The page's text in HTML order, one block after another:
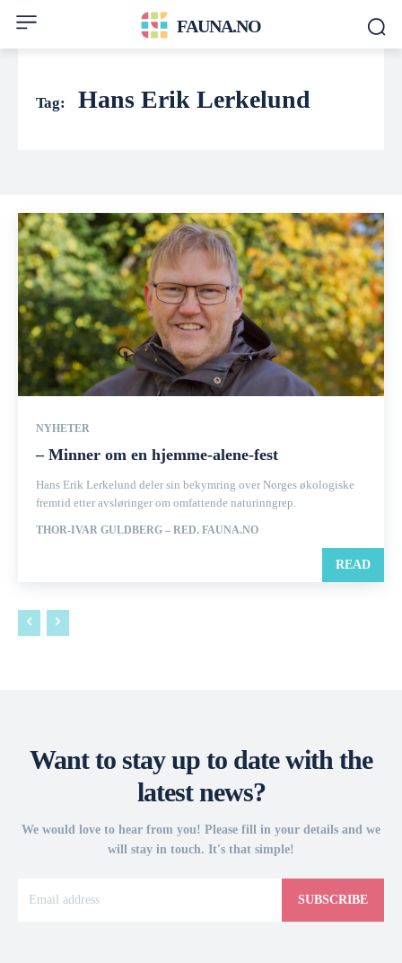
FAUNA.NO
Tag: Hans Erik Lerkelund
NYHETER
– Minner om en hjemme-alene-fest
Hans Erik Lerkelund deler sin bekymring over Norges økologiske
fremtid etter avsløringer om omfattende naturinngrep.
THOR-IVAR GULDBERG – RED. FAUNA.NO
READ
Want to stay up to date with the
latest news?
We would love to hear from you! Please fill in your details and we
will stay in touch. It's that simple!
SUBSCRIBE